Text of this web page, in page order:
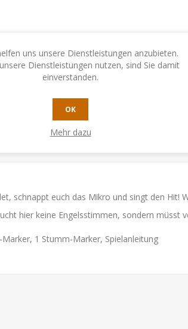
schnappt euch das Mikro und singt den Hit!
hier keine Engelsstimmen, sondern müsst
1 Stumm-Marker, Spielanleitung
uns unsere Dienstleistungen anzubieten.
Dienstleistungen nutzen, sind Sie damit
einverstanden.
OK
Mehr dazu